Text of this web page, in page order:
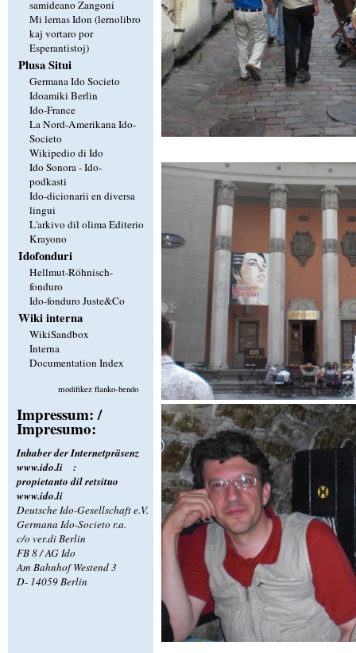
samideano Zangoni
Mi lernas Idon (lernolibro
kaj vortaro por
Esperantistoj)
Plusa Situi
Germana Ido Societo
Idoamiki Berlin
Ido-France
La Nord-Amerikana Ido-
Societo
Wikipedio di Ido
Ido Sonora - Ido-
podkasti
Ido-dicionarii en diversa
lingui
L'arkivo dil olima Editerio
Krayono
Idofonduri
Hellmut-Röhnisch-
fonduro
Ido-fonduro Juste&Co
Wiki interna
WikiSandbox
Interna
Documentation Index
modifikez flanko-bendo
Impressum: /
Impresumo:
Inhaber der Internetpräsenz
www.ido.li
:
propietanto dil retsituo
www.ido.li
Deutsche Ido-Gesellschaft e.V.
Germana Ido-Societo r.a.
c/o ver.di Berlin
FB 8 / AG Ido
Am Bahnhof Westend 3
D- 14059 Berlin